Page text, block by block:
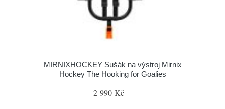
MIRNIXHOCKEY Sušák na výstroj Mirnix
Hockey The Hooking for Goalies
2 990 Kč